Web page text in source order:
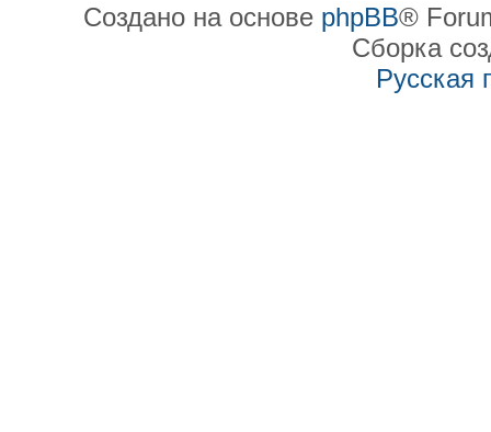
Создано на основе phpBB®
Сборка
Русская